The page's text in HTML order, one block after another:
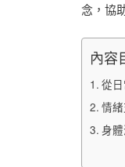
念，協
內容
從
情
身